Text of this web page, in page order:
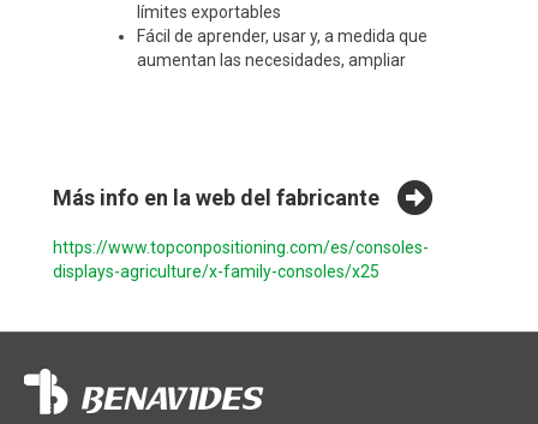
límites exportables
Fácil de aprender, usar y, a medida que
aumentan las necesidades, ampliar
Más info en la web del fabricante
https://www.topconpositioning.com/es/consoles-
displays-agriculture/x-family-consoles/x25